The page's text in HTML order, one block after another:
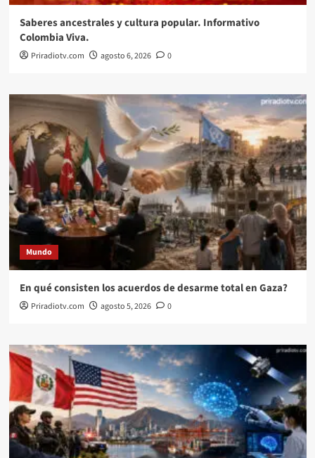
Saberes ancestrales y cultura popular. Informativo
Colombia Viva.
Priradiotv.com agosto 6, 2026 0
Mundo
En qué consisten los acuerdos de desarme total en Gaza?
Priradiotv.com agosto 5, 2026 0